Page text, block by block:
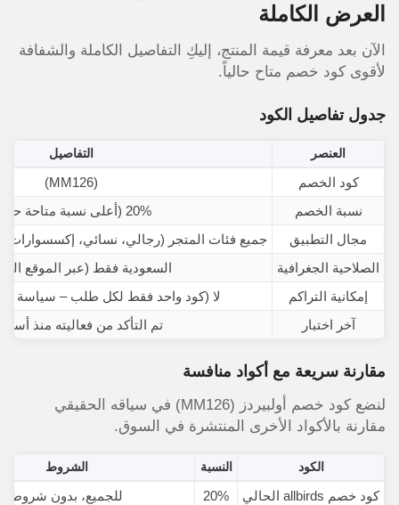
العرض الكاملة
الآن بعد معرفة قيمة المنتج، إليكِ التفاصيل الكاملة والشفافة
لأقوى كود خصم متاح حالياً.
جدول تفاصيل الكود
العنصر التفاصيل
كود الخصم
(MM126)
نسبة الخصم
20% (أعلى نسبة متاحة حالياً)
مجال التطبيق
جميع فئات المتجر (رجالي، نسائي،
الصلاحية الجغرافية
السعودية فقط (عبر الموقع
إمكانية التراكم
لا (كود واحد فقط لكل طلب – سياسة
آخر اختبار
تم التأكد من فعاليته منذ
مقارنة سريعة مع أكواد منافسة
لنضع كود خصم أولبيردز (MM126) في سياقه الحقيقي
مقارنة بالأكواد الأخرى المنتشرة في السوق.
الكود النسبة الشروط
كود خصم allbirds الحالي 20%
للجميع، بدون شروط